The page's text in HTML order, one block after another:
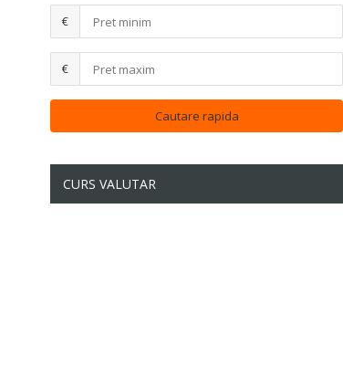
€
€
CURS VALUTAR